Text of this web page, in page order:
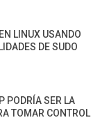
LINUX USANDO
DE SUDO
PODRÍA SER LA
TOMAR CONTROL